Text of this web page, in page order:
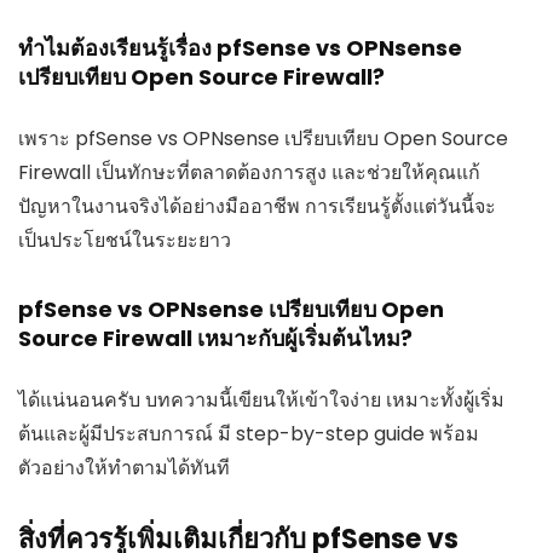
ทำไมต้องเรียนรู้เรื่อง pfSense vs OPNsense
เปรียบเทียบ Open Source Firewall?
เพราะ pfSense vs OPNsense เปรียบเทียบ Open Source
Firewall เป็นทักษะที่ตลาดต้องการสูง และช่วยให้คุณแก้
ปัญหาในงานจริงได้อย่างมืออาชีพ การเรียนรู้ตั้งแต่วันนี้จะ
เป็นประโยชน์ในระยะยาว
pfSense vs OPNsense เปรียบเทียบ Open
Source Firewall เหมาะกับผู้เริ่มต้นไหม?
ได้แน่นอนครับ บทความนี้เขียนให้เข้าใจง่าย เหมาะทั้งผู้เริ่ม
ต้นและผู้มีประสบการณ์ มี step-by-step guide พร้อม
ตัวอย่างให้ทำตามได้ทันที
สิ่งที่ควรรู้เพิ่มเติมเกี่ยวกับ pfSense vs